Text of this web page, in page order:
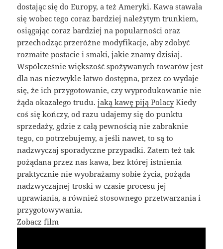
dostając się do Europy, a też Ameryki. Kawa stawała
się wobec tego coraz bardziej należytym trunkiem,
osiągając coraz bardziej na popularności oraz
przechodząc przeróżne modyfikacje, aby zdobyć
rozmaite postacie i smaki, jakie znamy dzisiaj.
Współcześnie większość spożywanych towarów jest
dla nas niezwykle łatwo dostępna, przez co wydaje
się, że ich przygotowanie, czy wyprodukowanie nie
żąda okazałego trudu.jaką kawę piją PolacyKiedy
coś się kończy, od razu udajemy się do punktu
sprzedaży, gdzie z całą pewnością nie zabraknie
tego, co potrzebujemy, a jeśli nawet, to są to
nadzwyczaj sporadyczne przypadki. Zatem też tak
pożądana przez nas kawa, bez której istnienia
praktycznie nie wyobrażamy sobie życia, pożąda
nadzwyczajnej troski w czasie procesu jej
uprawiania, a również stosownego przetwarzania i
przygotowywania.
Zobacz film